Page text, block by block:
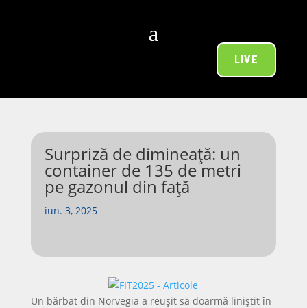
LIVE
Surpriză de dimineață: un
container de 135 de metri
pe gazonul din față
iun. 3, 2025
Un bărbat din Norvegia a reușit să doarmă liniștit în